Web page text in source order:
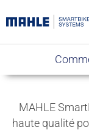
MAHLE
haute qualité